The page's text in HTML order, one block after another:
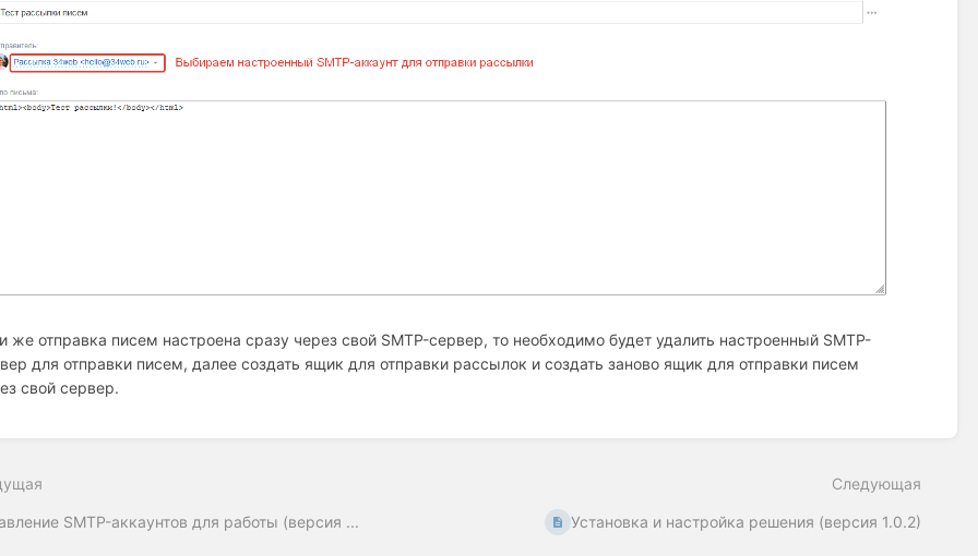
же отправка писем настроена сразу через свой SMTP-сервер, то необходимо будет удалить настроенный SMTP-
для отправки писем, далее создать ящик для отправки рассылок и создать заново ящик для отправки писем
свой сервер.
SMTP-аккаунтов для работы (версия ...
Следующая
Установка и настройка решения (версия 1.0.2)